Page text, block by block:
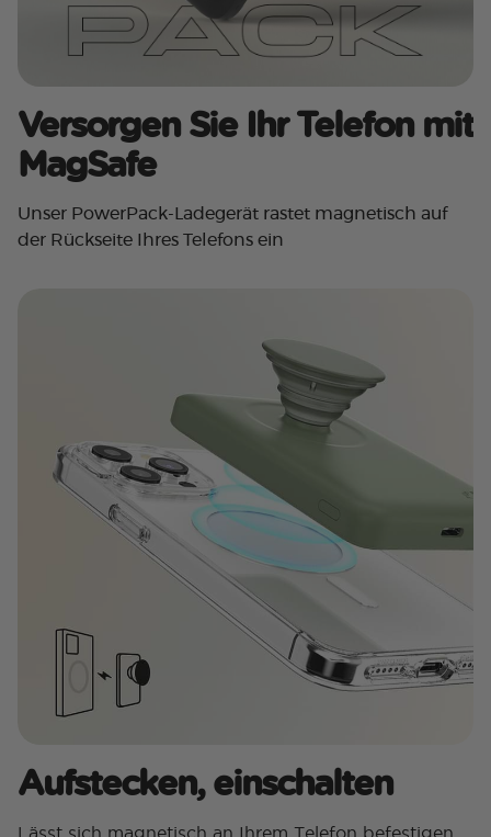
Versorgen Sie Ihr Telefon mit
MagSafe
Unser PowerPack-Ladegerät rastet magnetisch auf
der Rückseite Ihres Telefons ein
Aufstecken, einschalten
Lässt sich magnetisch an Ihrem Telefon befestigen